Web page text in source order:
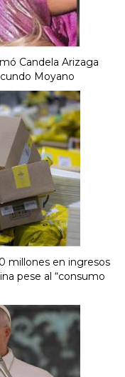
Candela Arizaga
Moyano
millones en ingresos
pese al “consumo